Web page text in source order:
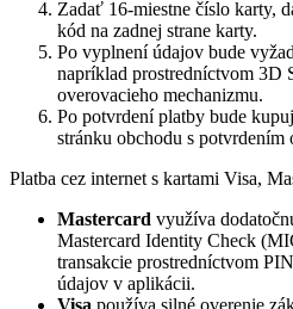
Zadať 16-miestne číslo karty,
kód na zadnej strane karty.
Po vyplnení údajov bude
napríklad prostredníctvom 3D
overovacieho mechanizmu.
Po potvrdení platby bude
stránku obchodu s potvrdením
Platba cez internet s kartami Visa,
Mastercard využíva
Mastercard Identity Check
transakcie prostredníctvom
údajov v aplikácii.
Visa používa silné overenie